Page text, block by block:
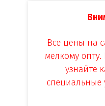
Все цены на
мелкому
узнайте
специальные